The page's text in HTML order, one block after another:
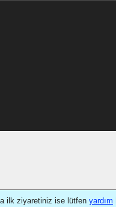
ilk ziyaretiniz ise lütfen yardım